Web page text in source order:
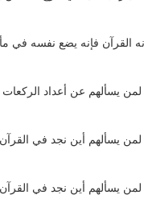
القرآن فإنه يضع نفسه في
لمن يسألهم عن أعداد
لمن يسألهم أين نجد في القرآن
يسألهم أين نجد في القرآن